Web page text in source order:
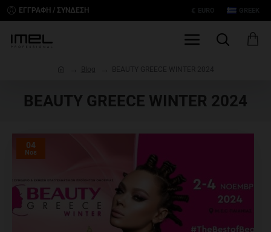
ΕΓΓΡΑΦΉ / ΣΎΝΔΕΣΗ € EURO GREEK
BEAUTY GREECE WINTER 2024
04
Νοε